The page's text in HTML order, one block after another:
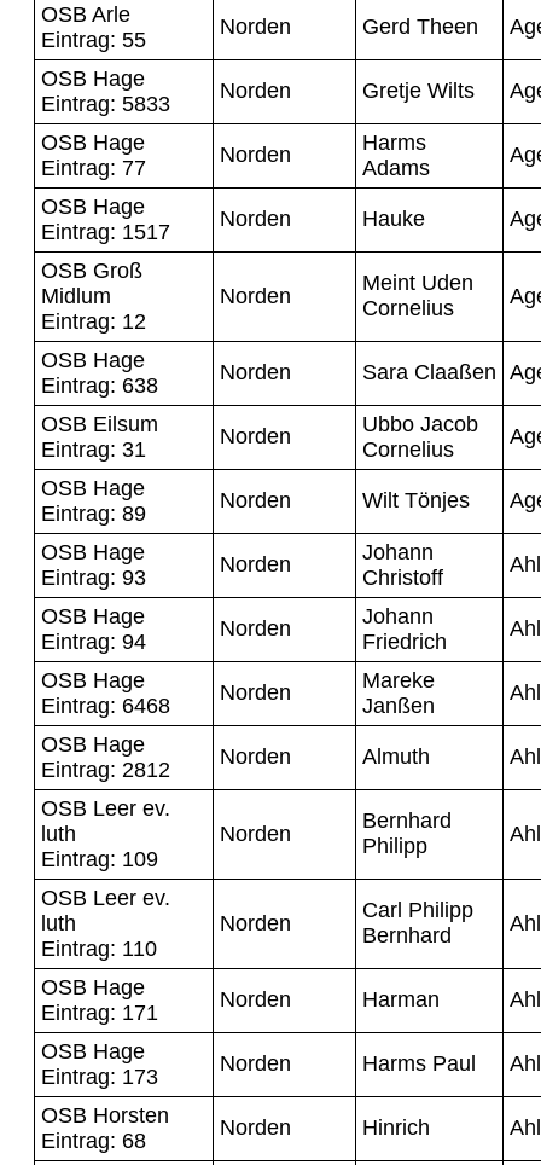
OSB Arle
Eintrag: 55
Norden Gerd Theen
OSB Hage
Eintrag: 5833
Norden Gretje Wilts
OSB Hage
Eintrag: 77
Norden
Harms
Adams
OSB Hage
Eintrag: 1517
Norden Hauke
OSB Groß
Midlum
Eintrag: 12
Norden
Meint Uden
Cornelius
OSB Hage
Eintrag: 638
Norden Sara Claaßen
OSB Eilsum
Eintrag: 31
Norden
Ubbo Jacob
Cornelius
OSB Hage
Eintrag: 89
Norden Wilt Tönjes
OSB Hage
Eintrag: 93
Norden
Johann
Christoff
OSB Hage
Eintrag: 94
Norden
Johann
Friedrich
OSB Hage
Eintrag: 6468
Norden
Mareke
Janßen
OSB Hage
Eintrag: 2812
Norden Almuth
OSB Leer ev.
luth
Eintrag: 109
Norden
Bernhard
Philipp
OSB Leer ev.
luth
Eintrag: 110
Norden
Carl Philipp
Bernhard
OSB Hage
Eintrag: 171
Norden Harman
OSB Hage
Eintrag: 173
Norden Harms Paul
OSB Horsten
Eintrag: 68
Norden Hinrich